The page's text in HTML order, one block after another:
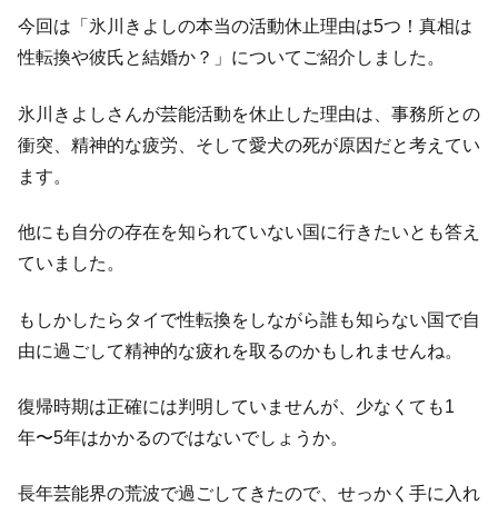
今回は「氷川きよしの本当の活動休止理由は5つ！真相は
性転換や彼氏と結婚か？」についてご紹介しました。
氷川きよしさんが芸能活動を休止した理由は、事務所との
衝突、精神的な疲労、そして愛犬の死が原因だと考えてい
ます。
他にも自分の存在を知られていない国に行きたいとも答え
ていました。
もしかしたらタイで性転換をしながら誰も知らない国で自
由に過ごして精神的な疲れを取るのかもしれませんね。
復帰時期は正確には判明していませんが、少なくても1
年〜5年はかかるのではないでしょうか。
長年芸能界の荒波で過ごしてきたので、せっかく手に入れ